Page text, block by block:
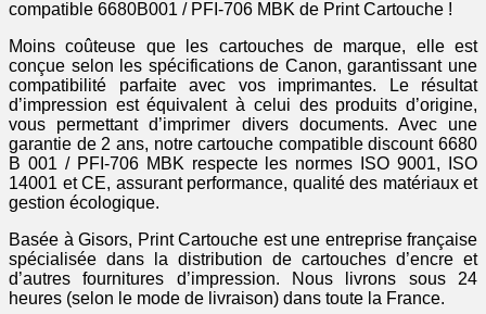
compatible 6680B001 / PFI-706 MBK de Print Cartouche !
Moins coûteuse que les cartouches de marque, elle est
conçue selon les spécifications de Canon, garantissant une
compatibilité parfaite avec vos imprimantes. Le résultat
d’impression est équivalent à celui des produits d’origine,
vous permettant d’imprimer divers documents. Avec une
garantie de 2 ans, notre cartouche compatible discount 6680
B 001 / PFI-706 MBK respecte les normes ISO 9001, ISO
14001 et CE, assurant performance, qualité des matériaux et
gestion écologique.
Basée à Gisors, Print Cartouche est une entreprise française
spécialisée dans la distribution de cartouches d’encre et
d’autres fournitures d’impression. Nous livrons sous 24
heures (selon le mode de livraison) dans toute la France.